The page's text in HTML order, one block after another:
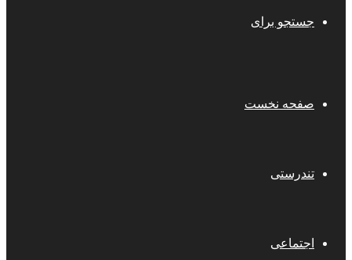
جستجو برای
صفحه نخست
تندرستی
اجتماعی